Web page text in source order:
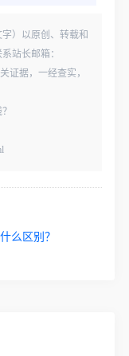
）以原创、转载和
站长邮箱：
证据，一经查实，
么区别？